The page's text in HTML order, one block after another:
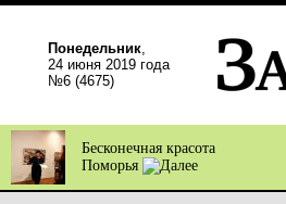
Понедельник,
24 июня 2019 года
№6 (4675)
Бесконечная красота
Поморья